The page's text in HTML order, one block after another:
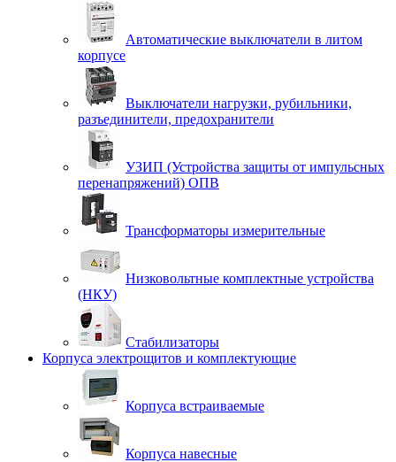
Автоматические выключатели в литом
корпусе
Выключатели нагрузки, рубильники,
разъединители, предохранители
УЗИП (Устройства защиты от импульсных
перенапряжений) ОПВ
Трансформаторы измерительные
Низковольтные комплектные устройства
(НКУ)
Стабилизаторы
Корпуса электрощитов и комплектующие
Корпуса встраиваемые
Корпуса навесные